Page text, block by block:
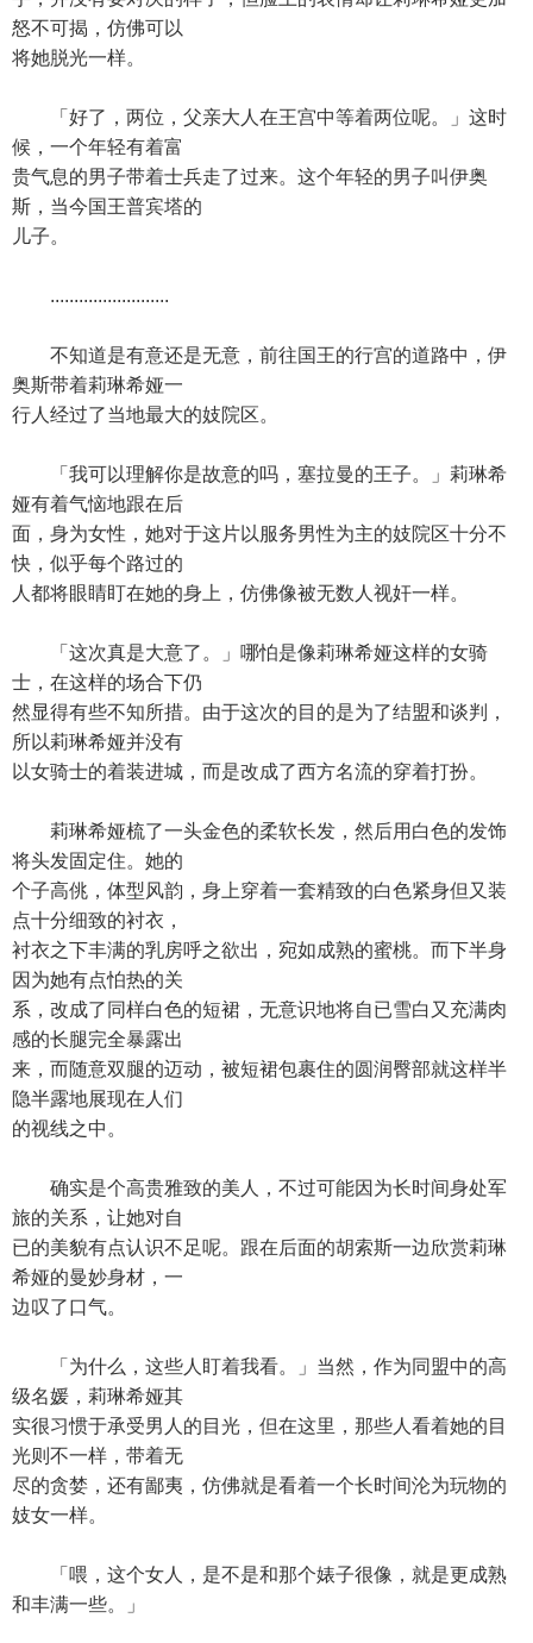
怒不可揭，仿佛可以
将她脱光一样。
「好了，两位，父亲大人在王宫中等着两位呢。」这时
候，一个年轻有着富
贵气息的男子带着士兵走了过来。这个年轻的男子叫伊奥
斯，当今国王普宾塔的
儿子。
.........................
不知道是有意还是无意，前往国王的行宫的道路中，伊
奥斯带着莉琳希娅一
行人经过了当地最大的妓院区。
「我可以理解你是故意的吗，塞拉曼的王子。」莉琳希
娅有着气恼地跟在后
面，身为女性，她对于这片以服务男性为主的妓院区十分不
快，似乎每个路过的
人都将眼睛盯在她的身上，仿佛像被无数人视奸一样。
「这次真是大意了。」哪怕是像莉琳希娅这样的女骑
士，在这样的场合下仍
然显得有些不知所措。由于这次的目的是为了结盟和谈判，
所以莉琳希娅并没有
以女骑士的着装进城，而是改成了西方名流的穿着打扮。
莉琳希娅梳了一头金色的柔软长发，然后用白色的发饰
将头发固定住。她的
个子高佻，体型风韵，身上穿着一套精致的白色紧身但又装
点十分细致的衬衣，
衬衣之下丰满的乳房呼之欲出，宛如成熟的蜜桃。而下半身
因为她有点怕热的关
系，改成了同样白色的短裙，无意识地将自已雪白又充满肉
感的长腿完全暴露出
来，而随意双腿的迈动，被短裙包裹住的圆润臀部就这样半
隐半露地展现在人们
的视线之中。
确实是个高贵雅致的美人，不过可能因为长时间身处军
旅的关系，让她对自
已的美貌有点认识不足呢。跟在后面的胡索斯一边欣赏莉琳
希娅的曼妙身材，一
边叹了口气。
「为什么，这些人盯着我看。」当然，作为同盟中的高
级名媛，莉琳希娅其
实很习惯于承受男人的目光，但在这里，那些人看着她的目
光则不一样，带着无
尽的贪婪，还有鄙夷，仿佛就是看着一个长时间沦为玩物的
妓女一样。
「喂，这个女人，是不是和那个婊子很像，就是更成熟
和丰满一些。」